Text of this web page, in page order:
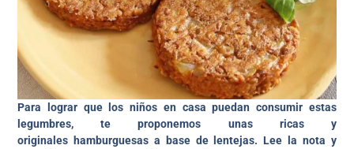
Para lograr que los niños en casa puedan consumir estas
legumbres, te proponemos unas ricas y
originales hamburguesas a base de lentejas. Lee la nota y